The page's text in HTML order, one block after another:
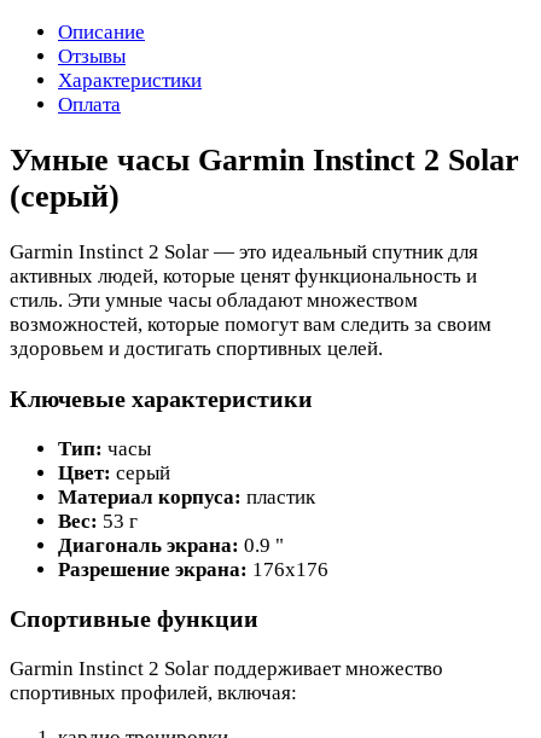
Описание
Отзывы
Характеристики
Оплата
Умные часы Garmin Instinct 2 Solar
(серый)
Garmin Instinct 2 Solar — это идеальный спутник для
активных людей, которые ценят функциональность и
стиль. Эти умные часы обладают множеством
возможностей, которые помогут вам следить за своим
здоровьем и достигать спортивных целей.
Ключевые характеристики
Тип: часы
Цвет: серый
Материал корпуса: пластик
Вес: 53 г
Диагональ экрана: 0.9 "
Разрешение экрана: 176x176
Спортивные функции
Garmin Instinct 2 Solar поддерживает множество
спортивных профилей, включая: